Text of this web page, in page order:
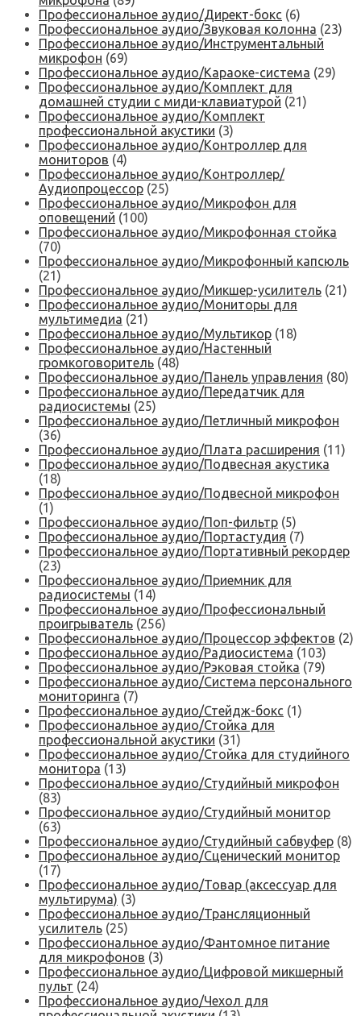
Профессиональное аудио/Директ-бокс (6)
Профессиональное аудио/Звуковая колонна (23)
Профессиональное аудио/Инструментальный
микрофон (69)
Профессиональное аудио/Караоке-система (29)
Профессиональное аудио/Комплект для
домашней студии с миди-клавиатурой (21)
Профессиональное аудио/Комплект
профессиональной акустики (3)
Профессиональное аудио/Контроллер для
мониторов (4)
Профессиональное аудио/Контроллер/
Аудиопроцессор (25)
Профессиональное аудио/Микрофон для
оповещений (100)
Профессиональное аудио/Микрофонная стойка
(70)
Профессиональное аудио/Микрофонный капсюль
(21)
Профессиональное аудио/Микшер-усилитель (21)
Профессиональное аудио/Мониторы для
мультимедиа (21)
Профессиональное аудио/Мультикор (18)
Профессиональное аудио/Настенный
громкоговоритель (48)
Профессиональное аудио/Панель управления (80)
Профессиональное аудио/Передатчик для
радиосистемы (25)
Профессиональное аудио/Петличный микрофон
(36)
Профессиональное аудио/Плата расширения (11)
Профессиональное аудио/Подвесная акустика
(18)
Профессиональное аудио/Подвесной микрофон
(1)
Профессиональное аудио/Поп-фильтр (5)
Профессиональное аудио/Портастудия (7)
Профессиональное аудио/Портативный рекордер
(23)
Профессиональное аудио/Приемник для
радиосистемы (14)
Профессиональное аудио/Профессиональный
проигрыватель (256)
Профессиональное аудио/Процессор эффектов (2)
Профессиональное аудио/Радиосистема (103)
Профессиональное аудио/Рэковая стойка (79)
Профессиональное аудио/Система персонального
мониторинга (7)
Профессиональное аудио/Стейдж-бокс (1)
Профессиональное аудио/Стойка для
профессиональной акустики (31)
Профессиональное аудио/Стойка для студийного
монитора (13)
Профессиональное аудио/Студийный микрофон
(83)
Профессиональное аудио/Студийный монитор
(63)
Профессиональное аудио/Студийный сабвуфер (8)
Профессиональное аудио/Сценический монитор
(17)
Профессиональное аудио/Товар (аксессуар для
мультирума) (3)
Профессиональное аудио/Трансляционный
усилитель (25)
Профессиональное аудио/Фантомное питание
для микрофонов (3)
Профессиональное аудио/Цифровой микшерный
пульт (24)
Профессиональное аудио/Чехол для